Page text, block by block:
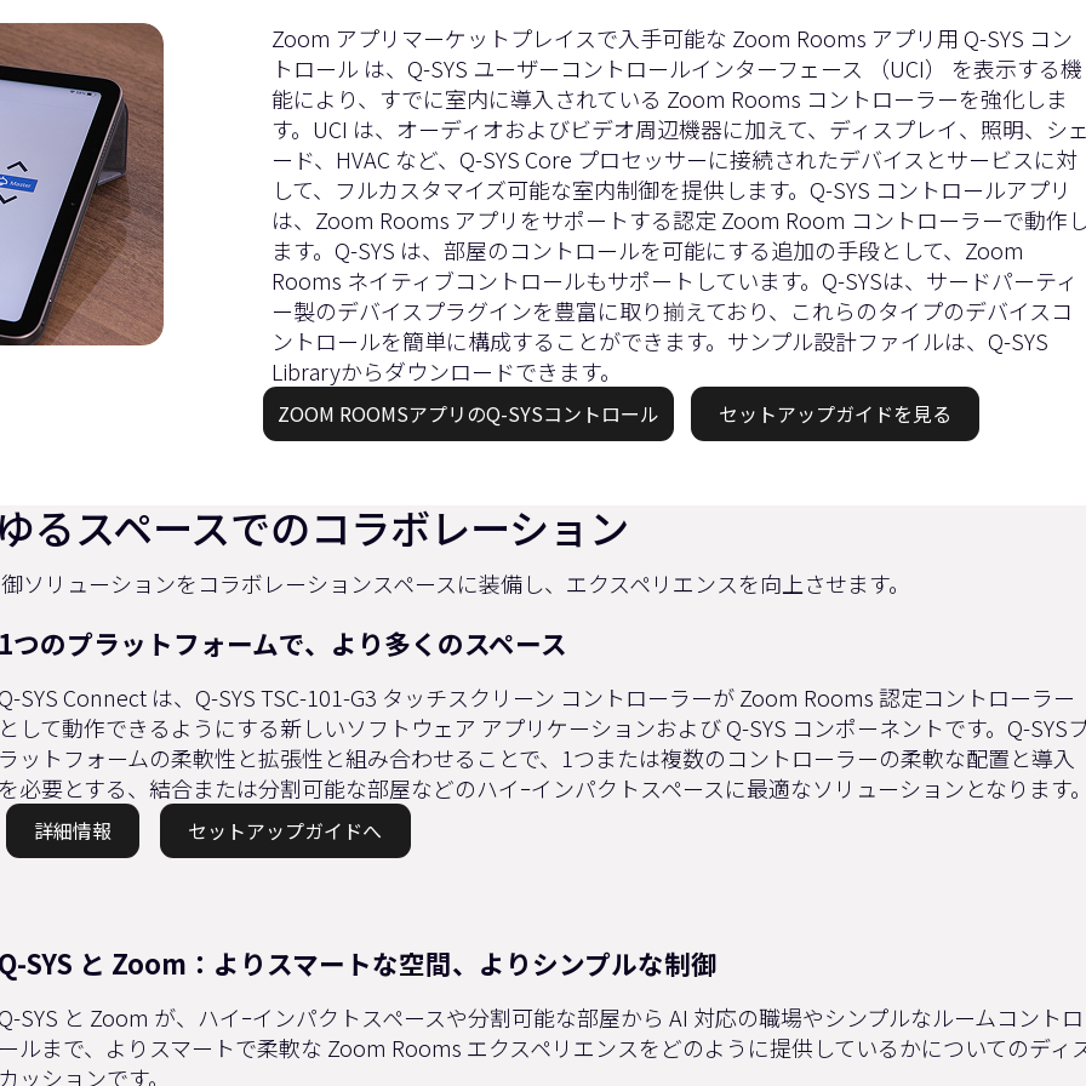
Zoom アプリマーケットプレイスで入手可能な Zoom Rooms アプリ用 Q-SYS コン
トロール は、Q-SYS ユーザーコントロールインターフェース （UCI） を表示する機
能により、すでに室内に導入されている Zoom Rooms コントローラーを強化しま
す。UCI は、オーディオおよびビデオ周辺機器に加えて、ディスプレイ、照明、シ
ード、HVAC など、Q-SYS Core プロセッサーに接続されたデバイスとサービスに対
して、フルカスタマイズ可能な室内制御を提供します。Q-SYS コントロールアプリ
は、Zoom Rooms アプリをサポートする認定 Zoom Room コントローラーで動作
ます。Q-SYS は、部屋のコントロールを可能にする追加の手段として、Zoom
Rooms ネイティブコントロールもサポートしています。Q-SYSは、サードパーティ
ー製のデバイスプラグインを豊富に取り揃えており、これらのタイプのデバイスコ
ントロールを簡単に構成することができます。サンプル設計ファイルは、 Q-SYS
Libraryからダウンロードできます。
ZOOM ROOMSアプリのQ-SYSコントロール セットアップガイドを見る
るスペースでのコラボレーション
ソリューションをコラボレーションスペースに装備し、エクスペリエンスを向上させます。
つのプラットフォームで、より多くのスペース
SYS Connect は、Q-SYS TSC-101-G3 タッチスクリーン コントローラーが Zoom Rooms 認定コントローラー
して動作できるようにする新しいソフトウェア アプリケーションおよび Q-SYS コンポーネントです。Q-SYS
ットフォームの柔軟性と拡張性と組み合わせることで、1つまたは複数のコントローラーの柔軟な配置と導入
必要とする、結合または分割可能な部屋などのハイｰインパクトスペースに最適なソリューションとなります
詳細情報 セットアップガイドへ
SYS と Zoom：よりスマートな空間、よりシンプルな制御
SYS と Zoom が、ハイｰインパクトスペースや分割可能な部屋から AI 対応の職場やシンプルなルームコントロ
ルまで、よりスマートで柔軟な Zoom Rooms エクスペリエンスをどのように提供しているかについてのディ
ッションです。